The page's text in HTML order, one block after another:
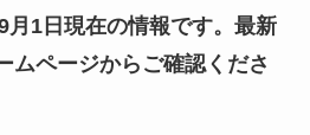
月1日現在の情報です。最新
ムページからご確認くださ